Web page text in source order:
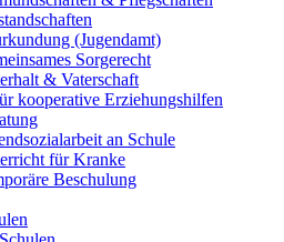
(Jugendamt)
Sorgerecht
& Vaterschaft
kooperative Erziehungshilfen
an Schule
für Kranke
Beschulung